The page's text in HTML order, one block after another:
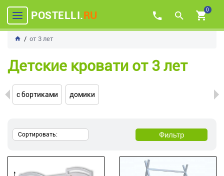
POSTELLI.RU 0
от 3 лет
Детские кровати от 3 лет
с бортиками домики
Сортировать: Фильтр